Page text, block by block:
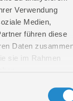
Verwendung
Medien,
führen diese
Daten
sie im Rahmen
505 mm
265 mm
1925 mm